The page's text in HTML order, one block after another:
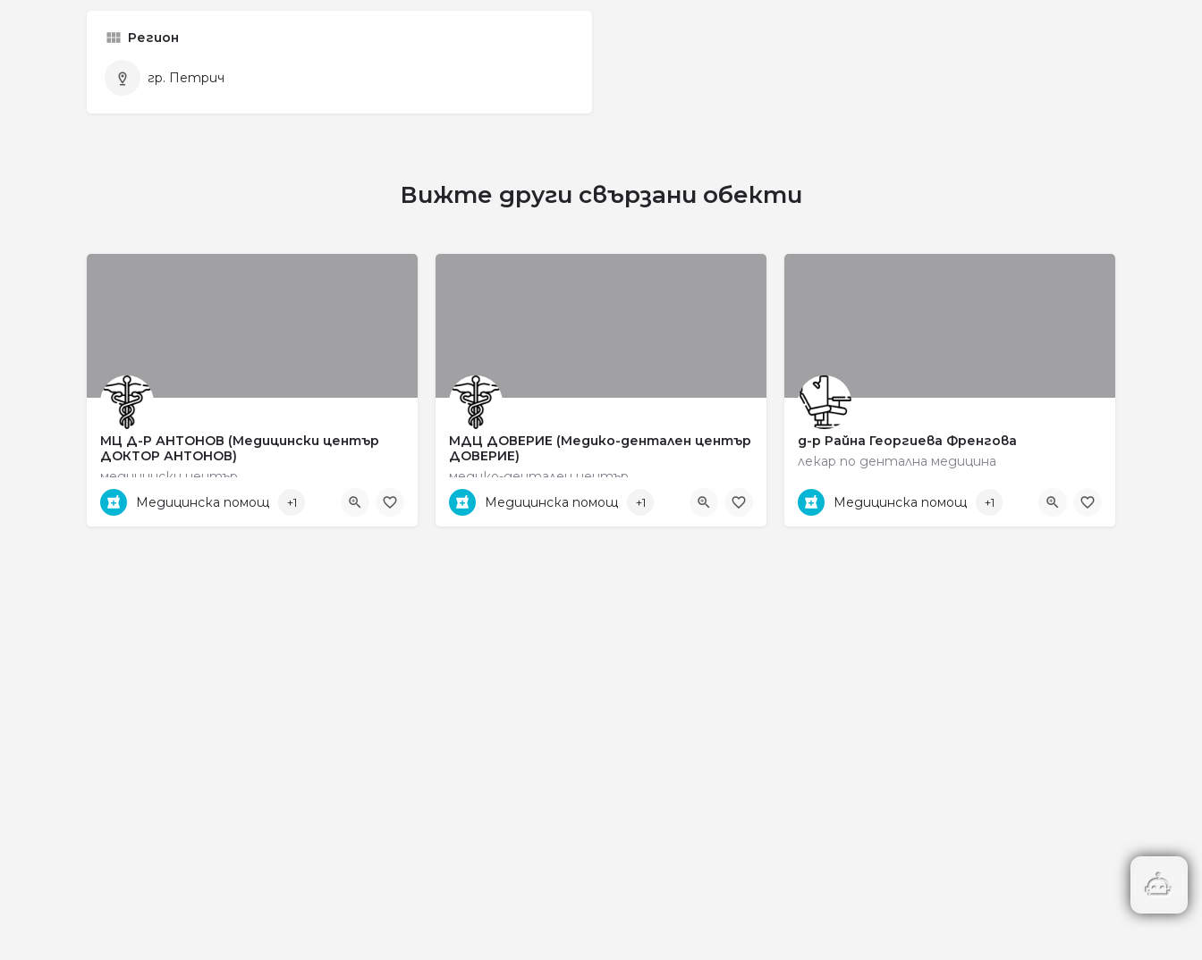
Регион
гр. Петрич
Вижте други свързани обекти
МЦ Д-Р АНТОНОВ (Медицински център
ДОКТОР АНТОНОВ)
медицински център
ул. „Рокфелер“ no 33
Медицинска помощ +1
МДЦ ДОВЕРИЕ (Медико-дентален център
ДОВЕРИЕ)
медико-дентален център
0745 6 15 35 ул. „Яне Сандански" no 31
Медицинска помощ +1
д-р Райна Георгиева Френгова
лекар по дентална медицина
0887593540
Медицинска помощ +1